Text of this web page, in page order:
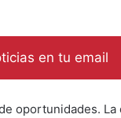
en tu email
oportunidades.